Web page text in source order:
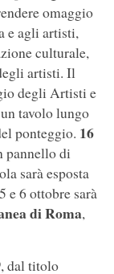
omaggio
e agli artisti,
culturale,
artisti. Il
degli Artisti e
tavolo lungo
ponteggio. 16
pannello di
sarà esposta
e 6 ottobre sarà
di Roma,
, dal titolo